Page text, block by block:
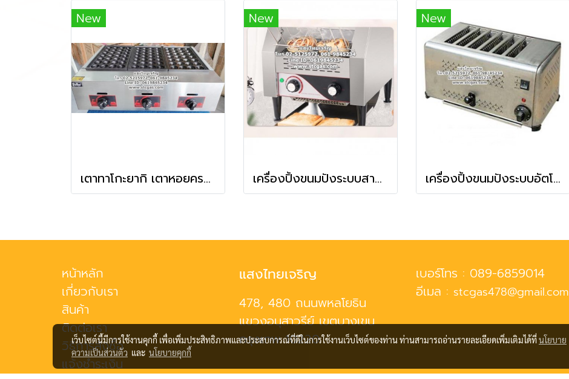
New
เตาทาโกะยากิ เตาหอยครก ใช้แก๊ส 3 ถาด (84 หลุม)
New
เครื่องปิ้งขนมปังระบบสายพาน 2 แผ่น
New
เครื่องปิ้งขนมปังระบบอัตโนมัติ 6 ช่อง รุ่น ETS-6
หน้าหลัก
เกี่ยวกับเรา
สินค้า
ติดต่อเรา
วิธีการสั่งซื้อ
แจ้งชำระเงิน
แสงไทยเจริญ
478, 480 ถนนพหลโยธิน
แขวงอนุสาวรีย์ เขตบางเขน
กรุงเทพ 10220
เบอร์โทร : 089-6859014
อีเมล : stcgas478@gmail.com
เว็บไซต์นี้มีการใช้งานคุกกี้ เพื่อเพิ่มประสิทธิภาพและประสบการณ์ที่ดีในการใช้งานเว็บไซต์ของท่าน ท่านสามารถอ่านรายละเอียดเพิ่มเติมได้ที่นโยบาย
ความเป็นส่วนตัว และ นโยบายคุกกี้